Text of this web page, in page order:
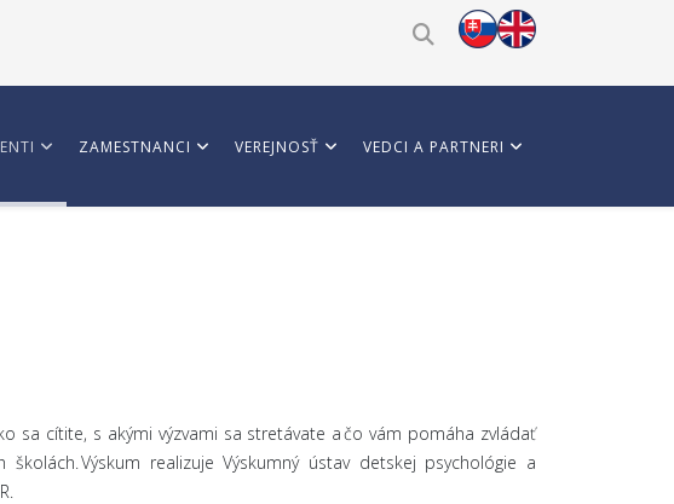
ZAMESTNANCI VEREJNOSŤ VEDCI A PARTNERI
sa cítite, s akými výzvami sa stretávate a čo vám pomáha zvládať
Výskum realizuje Výskumný ústav detskej psychológie a